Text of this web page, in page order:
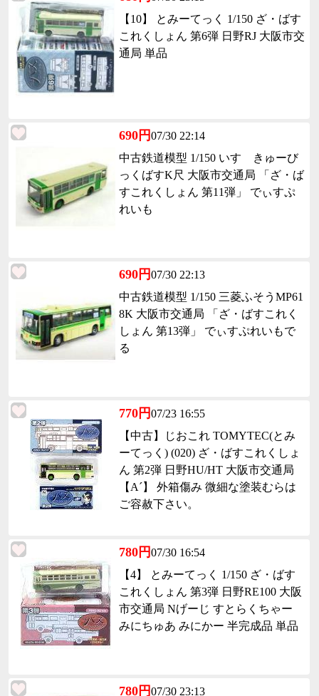
【10】 とみーてっく 1/150 ざ・ばす
これくしょん 第6弾 日野RJ 大阪市交
通局 単品
690円07/30 22:14
中古鉄道模型 1/150 いすゞきゅーび
っくばすK尺 大阪市交通局 「ざ・ば
すこれくしょん 第11弾」 でぃすぷ
れいも
690円07/30 22:13
中古鉄道模型 1/150 三菱ふそうMP61
8K 大阪市交通局 「ざ・ばすこれく
しょん 第13弾」 でぃすぷれいもで
る
770円07/23 16:55
【中古】じおこれ TOMYTEC(とみ
ーてっく) (020) ざ・ばすこれくしょ
ん 第2弾 日野HU/HT 大阪市交通局
【A´】 外箱傷み 微細な塗装むらは
ご容赦下さい。
780円07/30 16:54
【4】 とみーてっく 1/150 ざ・ばす
これくしょん 第3弾 日野RE100 大阪
市交通局 Nげーじ すとらくちゃー
みにちゅあ みにかー 半完成品 単品
780円07/30 23:13